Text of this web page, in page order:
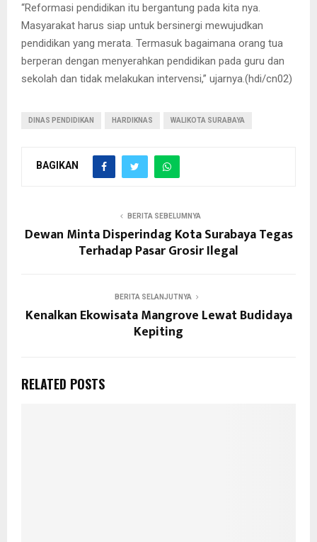
“Reformasi pendidikan itu bergantung pada kita nya.
Masyarakat harus siap untuk bersinergi mewujudkan
pendidikan yang merata. Termasuk bagaimana orang tua
berperan dengan menyerahkan pendidikan pada guru dan
sekolah dan tidak melakukan intervensi,” ujarnya.(hdi/cn02)
DINAS PENDIDIKAN HARDIKNAS WALIKOTA SURABAYA
BAGIKAN
BERITA SEBELUMNYA
Dewan Minta Disperindag Kota Surabaya Tegas
Terhadap Pasar Grosir Ilegal
BERITA SELANJUTNYA
Kenalkan Ekowisata Mangrove Lewat Budidaya
Kepiting
RELATED POSTS